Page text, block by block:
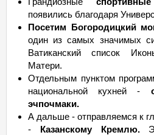
появились благодаря
Посетим Богородицкий
один из самых значимых
Ватиканский список
Матери.
Отдельным пунктом
национальной кухней -
эчпочмаки.
А дальше - отправляемся к
- Казанскому Кремлю.